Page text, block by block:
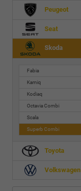
Peugeot
Seat
Skoda
Fabia
Kamiq
Kodiaq
Octavia Combi
Scala
Superb Combi
Toyota
Volkswagen